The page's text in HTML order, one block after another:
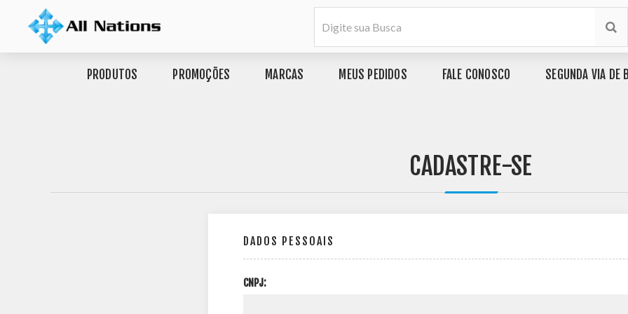
PRODUTOS PROMOÇÕES MARCAS MEUS PEDIDOS FALE CONOSCO SEGUNDA VIA DE
CADASTRE-SE
DADOS PESSOAIS
CNPJ: